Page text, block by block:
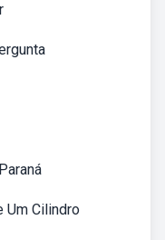
Um Cilindro